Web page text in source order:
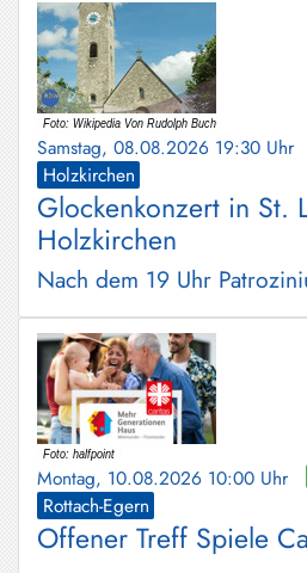
Samstag, 08.08.2026 19:30 Uhr
Holzkirchen
Glockenkonzert in St.
Holzkirchen
Nach dem 19 Uhr
Montag, 10.08.2026 10:00 Uhr
Rottach-Egern
Offener Treff Spiele